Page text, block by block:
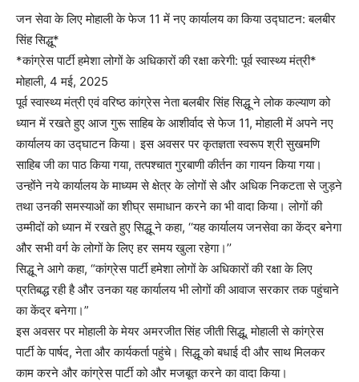
जन सेवा के लिए मोहाली के फेज 11 में नए कार्यालय का किया उद्घाटन: बलबीर
सिंह सिद्धू*
*कांग्रेस पार्टी हमेशा लोगों के अधिकारों की रक्षा करेगी: पूर्व स्वास्थ्य मंत्री*
मोहाली, 4 मई, 2025
पूर्व स्वास्थ्य मंत्री एवं वरिष्ठ कांग्रेस नेता बलबीर सिंह सिद्धू ने लोक कल्याण को
ध्यान में रखते हुए आज गुरू साहिब के आशीर्वाद से फेज 11, मोहाली में अपने नए
कार्यालय का उद्घाटन किया। इस अवसर पर कृतज्ञता स्वरूप श्री सुखमणि
साहिब जी का पाठ किया गया, तत्पश्चात गुरबाणी कीर्तन का गायन किया गया।
उन्होंने नये कार्यालय के माध्यम से क्षेत्र के लोगों से और अधिक निकटता से जुड़ने
तथा उनकी समस्याओं का शीघ्र समाधान करने का भी वादा किया। लोगों की
उम्मीदों को ध्यान में रखते हुए सिद्धू ने कहा, ‘‘यह कार्यालय जनसेवा का केंद्र बनेगा
और सभी वर्ग के लोगों के लिए हर समय खुला रहेगा।’’
सिद्धू ने आगे कहा, “कांग्रेस पार्टी हमेशा लोगों के अधिकारों की रक्षा के लिए
प्रतिबद्ध रही है और उनका यह कार्यालय भी लोगों की आवाज सरकार तक पहुंचाने
का केंद्र बनेगा।”
इस अवसर पर मोहाली के मेयर अमरजीत सिंह जीती सिद्धू, मोहाली से कांग्रेस
पार्टी के पार्षद, नेता और कार्यकर्ता पहुंचे। सिद्धू को बधाई दी और साथ मिलकर
काम करने और कांग्रेस पार्टी को और मजबूत करने का वादा किया।